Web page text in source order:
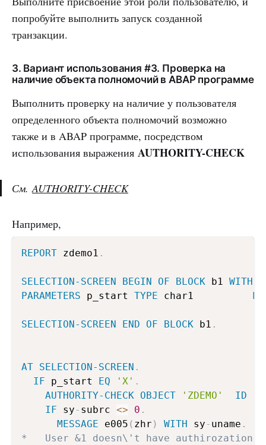
попробуйте выполнить запуск созданной
транзакции.
3. Вариант использования #3. Проверка на
наличие объекта полномочий в ABAP программе
Выполнить проверку на наличие у пользователя
определенного объекта полномочий возможно
также и в ABAP программе, посредством
использования выражения AUTHORITY-CHECK
См.AUTHORITY-CHECK
Например,
REPORT zdemo1 .
SELECTION-SCREEN BEGIN OF BLOCK b1 WITH
PARAMETERS p_start TYPE char1
SELECTION-SCREEN END OF BLOCK b1 .
AT SELECTION-SCREEN .
IF p_start EQ 'X' .
AUTHORITY-CHECK OBJECT 'ZDEMO' ID
IF sy - subrc <> 0 .
MESSAGE e005 ( zhr ) WITH sy - uname .
*   User &1 doesn\'t have authirozation